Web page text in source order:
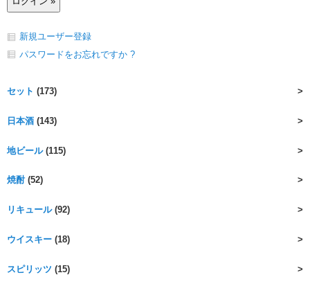
新規ユーザー登録
パスワードをお忘れですか ?
セット (173)
日本酒 (143)
地ビール(115)
焼酎(52)
リキュール(92)
ウイスキー (18)
スピリッツ (15)